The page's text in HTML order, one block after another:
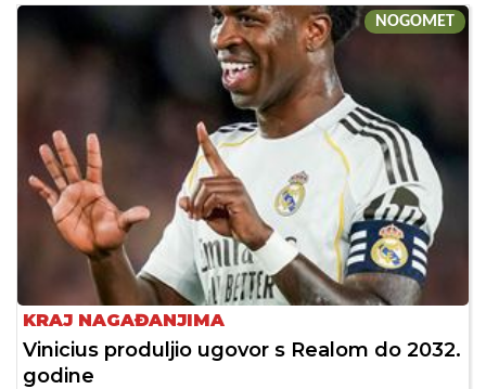
NOGOMET
KRAJ NAGAĐANJIMA
Vinicius produljio ugovor s Realom do 2032.
godine